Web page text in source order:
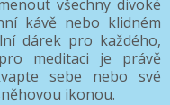
všechny divoké
kávě nebo klidném
dárek pro každého,
meditaci je právě
sebe nebo své
ikonou.